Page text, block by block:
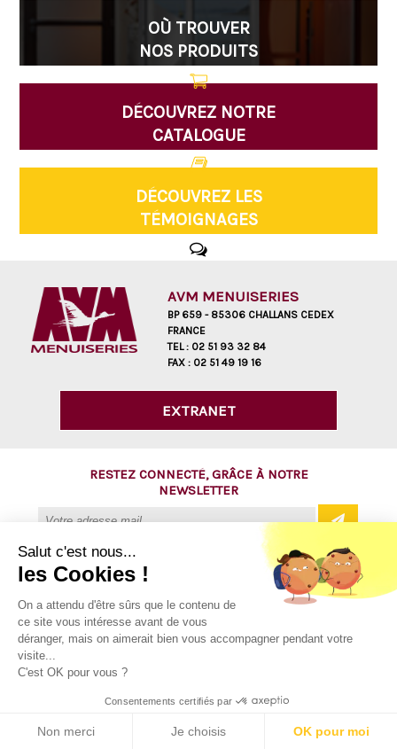
OÙ TROUVER
NOS PRODUITS
DÉCOUVREZ NOTRE
CATALOGUE
DÉCOUVREZ LES
TÉMOIGNAGES
AVM MENUISERIES
BP 659 - 85306 CHALLANS CEDEX
FRANCE
TEL : 02 51 93 32 84
FAX : 02 51 49 19 16
EXTRANET
RESTEZ CONNECTÉ, GRÂCE À NOTRE
NEWSLETTER
@ Copyright 2016 - AVM Menuiseries
Tous droits réservés
Contact
Salut c'est nous...
les Cookies !
On a attendu d'être sûrs que le contenu de
ce site vous intéresse avant de vous
déranger, mais on aimerait bien vous accompagner pendant votre
visite...
C'est OK pour vous ?
Consentements certifiés par
Non merci Je choisis OK pour moi